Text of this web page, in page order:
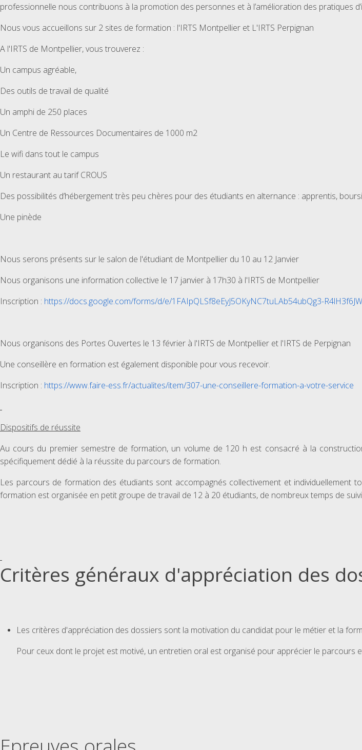
professionnelle nous contribuons à la promotion des personnes et à l’amélioration des pratiques
Nous vous accueillons sur 2 sites de formation : l'IRTS Montpellier et L'IRTS Perpignan
A l'IRTS de Montpellier, vous trouverez :
Un campus agréable,
Des outils de travail de qualité
Un amphi de 250 places
Un Centre de Ressources Documentaires de 1000 m2
Le wifi dans tout le campus
Un restaurant au tarif CROUS
Des possibilités d’hébergement très peu chères pour des étudiants en alternance : apprentis,
Une pinède
Nous serons présents sur le salon de l'étudiant de Montpellier du 10 au 12 Janvier
Nous organisons une information collective le 17 janvier à 17h30 à l'IRTS de Montpellier
Inscription : https://docs.google.com/forms/d/e/1FAIpQLSf8eEyJ5OKyNC7tuLAb54ubQg3-
Nous organisons des Portes Ouvertes le 13 février à l'IRTS de Montpellier et l'IRTS de Perpignan
Une conseillère en formation est également disponible pour vous recevoir.
Inscription : https://www.faire-ess.fr/actualites/item/307-une-conseillere-formation-a-votre-service
Dispositifs de réussite
Au cours du premier semestre de formation, un volume de 120 h est consacré à la
spécifiquement dédié à la réussite du parcours de formation.
Les parcours de formation des étudiants sont accompagnés collectivement et
formation est organisée en petit groupe de travail de 12 à 20 étudiants, de nombreux temps de
Critères généraux d'appréciation des
Les critères d'appréciation des dossiers sont la motivation du candidat pour le métier et la
Pour ceux dont le projet est motivé, un entretien oral est organisé pour apprécier le